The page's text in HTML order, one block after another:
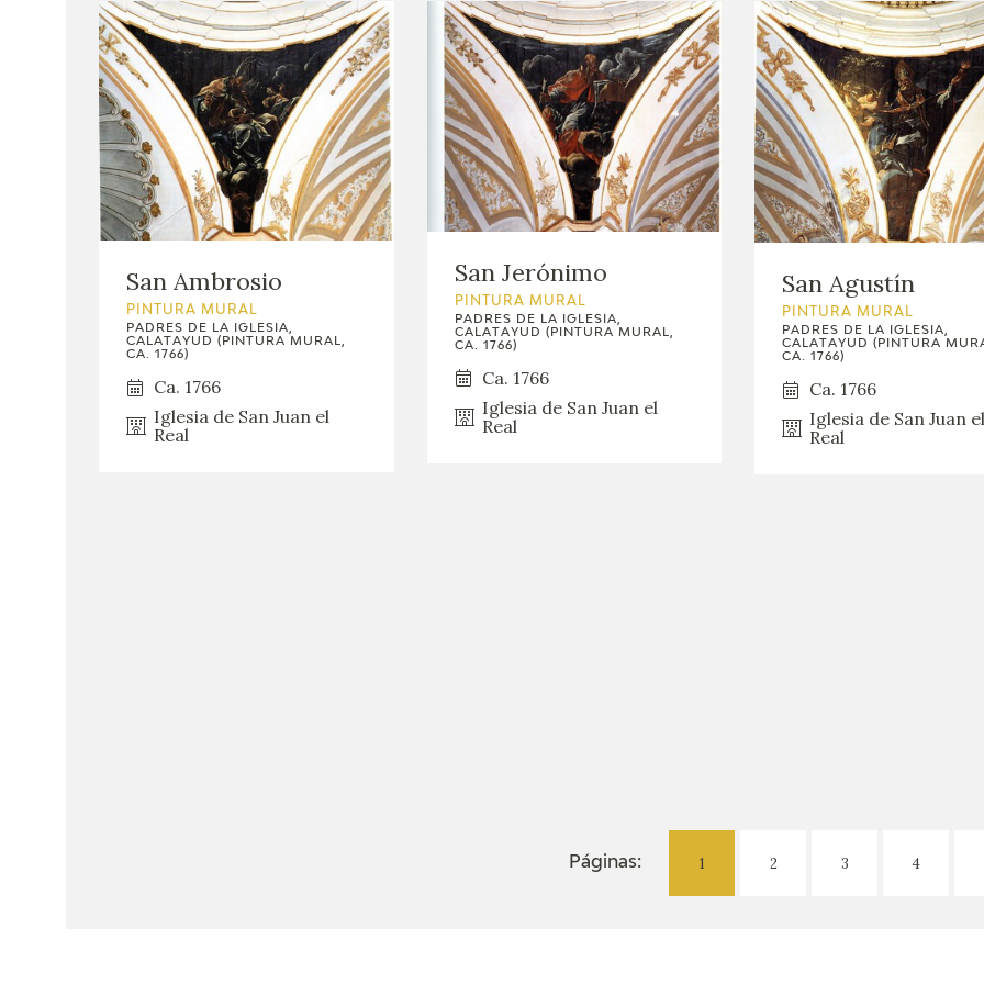
San Ambrosio
PINTURA MURAL
PADRES DE LA IGLESIA,
CALATAYUD (PINTURA MURAL,
CA. 1766)
Ca. 1766
Iglesia de San Juan el
Real
San Jerónimo
PINTURA MURAL
PADRES DE LA IGLESIA,
CALATAYUD (PINTURA MURAL,
CA. 1766)
Ca. 1766
Iglesia de San Juan el
Real
San Agustín
PINTURA MURAL
PADRES DE LA IGLESIA,
CALATAYUD (PINTURA
CA. 1766)
Ca. 1766
Iglesia de San Juan el
Real
Páginas: 1 2 3 4